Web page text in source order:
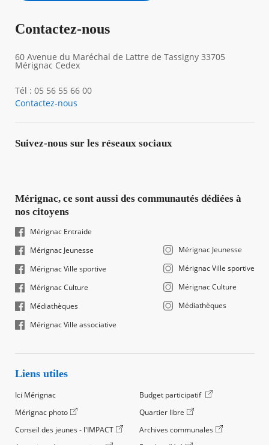
Contactez-nous
60 Avenue du Maréchal de Lattre de Tassigny 33705
Mérignac Cedex
Tél : 05 56 55 66 00
Contactez-nous
Suivez-nous sur les réseaux sociaux
Mérignac, ce sont aussi des communautés dédiées à
nos citoyens
Mérignac Entraide
Mérignac Jeunesse
Mérignac Ville sportive
Mérignac Culture
Médiathèques
Mérignac Ville associative
Mérignac Jeunesse
Mérignac Ville sportive
Mérignac Culture
Médiathèques
Liens utiles
Ici Mérignac
Budget participatif
Mérignac photo
Quartier libre
Conseil des jeunes - l'IMPACT
Archives communales